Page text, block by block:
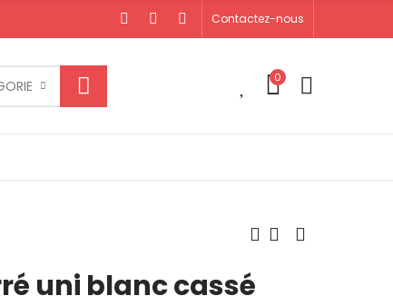
Contactez-nous
0
uni blanc cassé